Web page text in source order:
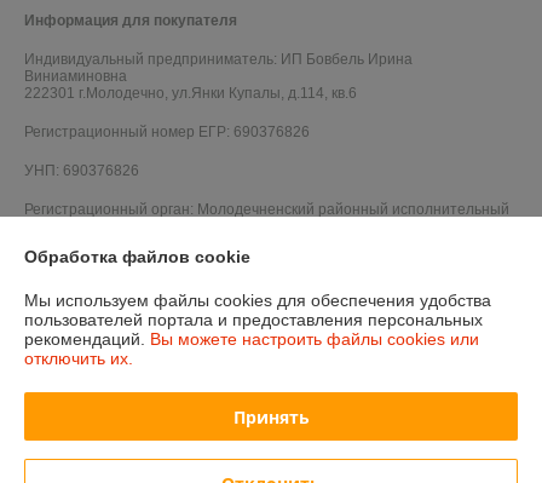
Информация для покупателя
Индивидуальный предприниматель: ИП Бовбель Ирина
Виниаминовна
222301 г.Молодечно, ул.Янки Купалы, д.114, кв.6
Регистрационный номер ЕГР: 690376826
УНП: 690376826
Регистрационный орган: Молодечненский районный исполнительный
Дата регистрации компании: 20.02.2014
Ссылка на свидетельство/лицензию
Обработка файлов cookie
Мы используем файлы cookies для обеспечения удобства
пользователей портала и предоставления персональных
рекомендаций. Вы можете настроить файлы cookies или
отключить их.
Принять